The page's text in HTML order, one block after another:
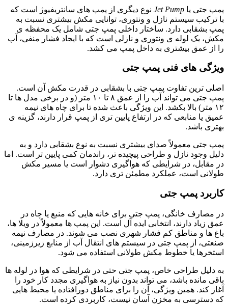
پمپ جتی یا Jet Pump نوع دیگری از پمپ های سانتریفیوژ است که
با ترکیب سیستم نازل و ونتوری، توانایی مکش بیشتری نسبت به
پمپ بشقابی دارد. ساختار داخلی پمپ جتی شامل یک محفظه ی
مکش، یک لوله ی ونتوری و نازلی است که با ایجاد فشار منفی، آب
را از عمق بیشتری به داخل پمپ می کشد.
ویژگی های فنی پمپ جتی
اصلی ترین تفاوت پمپ جتی با بشقابی در قدرت مکش آن است.
پمپ جتی می تواند آب را از عمق ۸ تا ۱۰ متر (و در برخی مدل ها تا
۱۲ متر) بالا بکشد. این ویژگی باعث شده تا برای چاه های نیمه
عمیق یا منابعی که در ارتفاع پایین تری از پمپ قرار دارند، گزینه ی
بهتری باشد.
پمپ جتی معمولاً صدای بیشتری نسبت به نوع بشقابی دارد و به
دلیل وجود نازل و طراحی پیچیده تر، راندمان کمی پایین تر است. اما
در مقابل، در شرایطی که هواگیری دشوار است یا مسیر مکش
طولانی است، عملکرد مطمئن تری دارد.
کاربرد پمپ جتی
در مصارف خانگی، پمپ جتی برای خانه هایی که منبع یا چاه در
عمق زیاد دارند، انتخابی ایده آل است. این پمپ ها معمولاً در ویلا ها،
باغ ها و مناطق کم فشار شهری نصب می شوند. در مصارف نیمه
صنعتی، از پمپ جتی در سیستم های انتقال آب از منابع زیرزمینی،
استخرها یا خطوط مکش طولانی استفاده می شود.
به دلیل طراحی خاص، پمپ جتی حتی در شرایطی که هوا در لوله ها
باقی مانده باشد، می تواند بدون نیاز به هواگیری مجدد کار خود را
آغاز کند. همین ویژگی، آن را برای مناطق دورافتاده یا محیط هایی
که دسترسی به مخزن آسان نیست، کاربردی کرده است.